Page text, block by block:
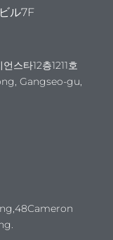
ル7F
스타12층1211호
Gangseo-gu,